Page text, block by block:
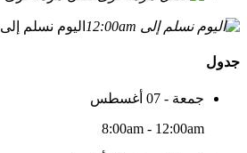
اليوم نسلم إلى 12:00am
جدول
جمعة - 07 أغسطس
8:00am - 12:00am